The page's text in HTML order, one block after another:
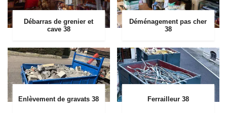
Débarras de grenier et
cave 38
Déménagement pas cher
38
Enlèvement de gravats 38 Ferrailleur 38